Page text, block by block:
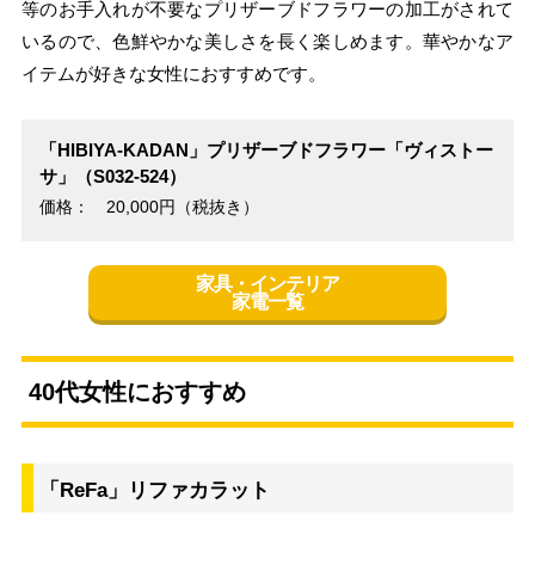
等のお手入れが不要なプリザーブドフラワーの加工がされて
いるので、色鮮やかな美しさを長く楽しめます。華やかなア
イテムが好きな女性におすすめです。
「HIBIYA-KADAN」プリザーブドフラワー「ヴィストー
サ」（S032-524）
価格： 20,000円（税抜き）
家具・インテリア
家電一覧
40代女性におすすめ
「ReFa」リファカラット